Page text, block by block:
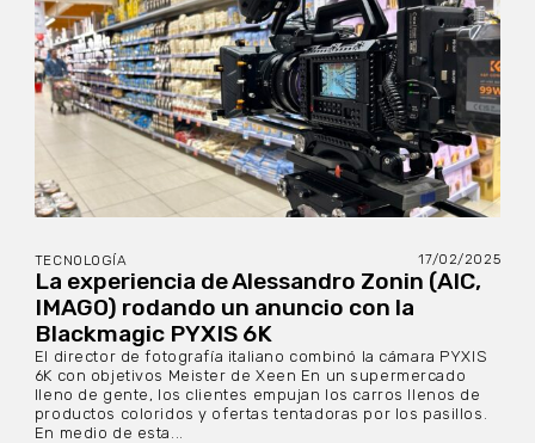
TECNOLOGÍA 17/02/2025
La experiencia de Alessandro Zonin (AIC,
IMAGO) rodando un anuncio con la
Blackmagic PYXIS 6K
El director de fotografía italiano combinó la cámara PYXIS
6K con objetivos Meister de Xeen En un supermercado
lleno de gente, los clientes empujan los carros llenos de
productos coloridos y ofertas tentadoras por los pasillos.
En medio de esta...